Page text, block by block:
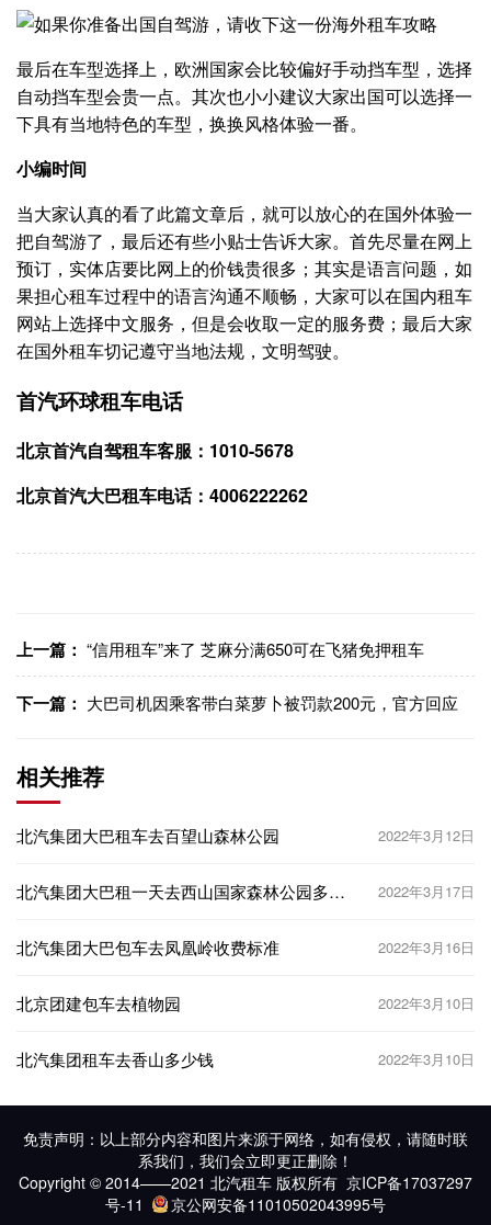
最后在车型选择上，欧洲国家会比较偏好手动挡车型，选择
自动挡车型会贵一点。其次也小小建议大家出国可以选择一
下具有当地特色的车型，换换风格体验一番。
小编时间
当大家认真的看了此篇文章后，就可以放心的在国外体验一
把自驾游了，最后还有些小贴士告诉大家。首先尽量在网上
预订，实体店要比网上的价钱贵很多；其实是语言问题，如
果担心租车过程中的语言沟通不顺畅，大家可以在国内租车
网站上选择中文服务，但是会收取一定的服务费；最后大家
在国外租车切记遵守当地法规，文明驾驶。
首汽环球租车电话
北京首汽自驾租车客服：1010-5678
北京首汽大巴租车电话：4006222262
上一篇： “信用租车”来了 芝麻分满650可在飞猪免押租车
下一篇： 大巴司机因乘客带白菜萝卜被罚款200元，官方回应
相关推荐
北汽集团大巴租车去百望山森林公园 2022年3月12日
北汽集团大巴租一天去西山国家森林公园多少
2022年3月17日
北汽集团大巴包车去凤凰岭收费标准 2022年3月16日
北京团建包车去植物园 2022年3月10日
北汽集团租车去香山多少钱 2022年3月10日
免责声明：以上部分内容和图片来源于网络，如有侵权，请随时联
系我们，我们会立即更正删除！
Copyright © 2014——2021 北汽租车 版权所有 京ICP备17037297
号-11
京公网安备11010502043995号